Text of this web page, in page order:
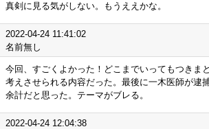
真剣に見る気がしない。もうええかな。
2022-04-24 11:41:02
名前無し
今回、すごくよかった！どこまでいってもつきま
考えさせられる内容だった。最後に一木医師が逮
余計だと思った。テーマがブレる。
2022-04-24 12:04:38